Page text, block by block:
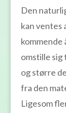
Den
kan ventes
kommende
omstille
og større
fra den
Ligesom